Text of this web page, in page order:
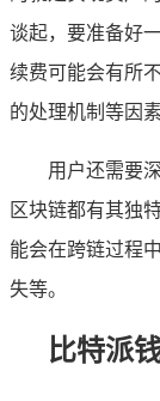
谈起，要准备好
续费可能会有所
的处理机制等因素
用户还需要
区块链都有其独
能会在跨链过程
失等。
比特派